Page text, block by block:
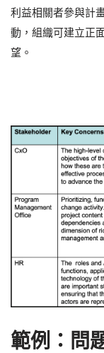
利益相關者參與計
動，組織可建立正
望。
範例：問